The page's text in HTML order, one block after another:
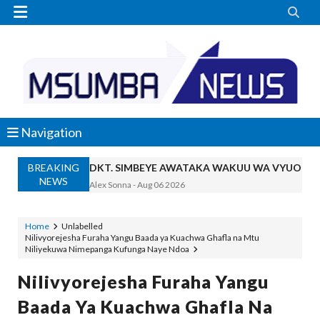
 
Navigation
BREAKING
NEWS
DKT. SIMBEYE AWATAKA WAKUU WA VYUO
Alex Sonna -Aug 06 2026
Alex Sonna
SERIKALI INATAMBUA MCHANGO WA
OSCAR ASSENGA
RAIS SAMIA, MUSEVEN WASHUHUDIA
OSCAR ASSENGA - Aug 06 2026
BRELA YATOA ELIMU YA URASIMISHAJI
Home
Unlabelled
Nilivyorejesha Furaha Yangu Baada ya Kuachwa Ghafla na Mtu
Niliyekuwa Nimepanga Kufunga Naye Ndoa
Nilivyorejesha Furaha Yangu
Baada Ya Kuachwa Ghafla Na